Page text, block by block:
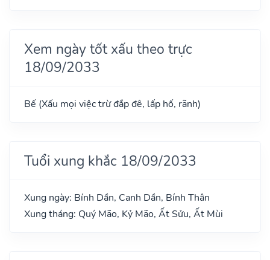
Xem ngày tốt xấu theo trực
18/09/2033
Bế (Xấu mọi việc trừ đắp đê, lấp hố, rãnh)
Tuổi xung khắc 18/09/2033
Xung ngày: Bính Dần, Canh Dần, Bính Thân
Xung tháng: Quý Mão, Kỷ Mão, Ất Sửu, Ất Mùi